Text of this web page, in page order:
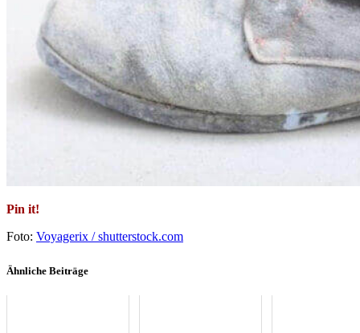
Pin it!
Foto: Voyagerix / shutterstock.com
Ähnliche Beiträge